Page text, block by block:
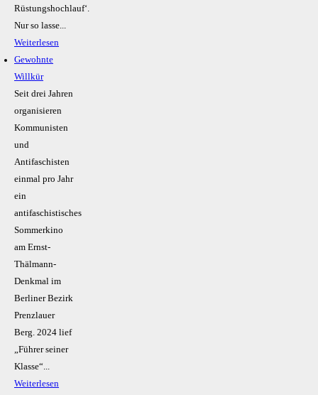
Rüstungshochlauf‘.
Nur so lasse...
Weiterlesen
Gewohnte
Willkür
Seit drei Jahren
organisieren
Kommunisten
und
Antifaschisten
einmal pro Jahr
ein
antifaschistisches
Sommerkino
am Ernst-
Thälmann-
Denkmal im
Berliner Bezirk
Prenzlauer
Berg. 2024 lief
„Führer seiner
Klasse“...
Weiterlesen